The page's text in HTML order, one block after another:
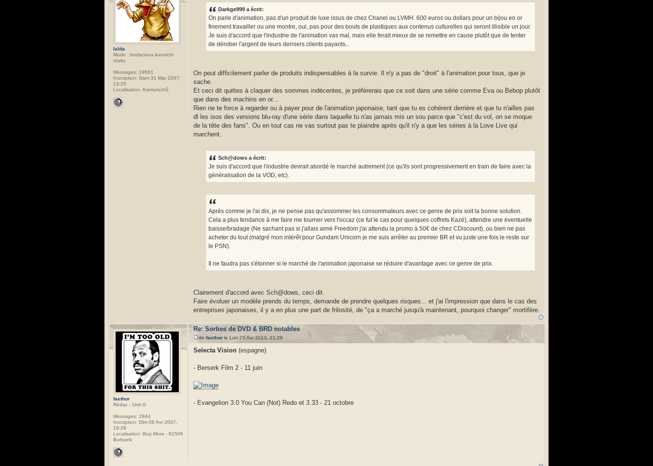
Ialda
Modo : bodacious kunoichi
otaku
Messages: 19661
Inscription: Sam 31 Mar 2007,
13:25
Localisation: Kamurochô
Darkge999 a écrit:
On parle d'animation, pas d'un produit de luxe issus de chez Chanel ou LVMH. 600 euros ou dollars pour un bijou en or
finement travailler ou une montre, oui, pas pour des bouts de plastiques aux contenus culturelles qui seront illisible un jour.
Je suis d'accord que l'industrie de l'animation vas mal, mais elle ferait mieux de se remettre en cause plutôt que de tenter
de dérober l'argent de leurs derniers clients payants...
On peut difficilement parler de produits indispensables à la survie. Il n'y a pas de "droit" à l'animation pour tous, que je
sache.
Et ceci dit quittes à claquer des sommes indécentes, je préférerais que ce soit dans une série comme Eva ou Bebop plutôt
que dans des machins en or...
Rien ne te force à regarder ou à payer pour de l'animation japonaise, tant que tu es cohérent derrière et que tu n'ailles pas
dl les isos des versions blu-ray d'une série dans laquelle tu n'as jamais mis un sou parce que "c'est du vol, on se moque
de la tête des fans". Ou en tout cas ne vas surtout pas te plaindre après qu'il n'y a que les séries à la Love Live qui
marchent.
Sch@dows a écrit:
Je suis d'accord que l'industrie devrait abordé le marché autrement (ce qu'ils sont progressivement en train de faire avec la
généralisation de la VOD, etc).
Après comme je l'ai dis, je ne pense pas qu'assommer les consommateurs avec ce genre de prix soit la bonne solution.
Cela a plus tendance à me faire me tourner vers l'occaz (ce fut le cas pour quelques coffrets Kazé), attendre une éventuelle
baisse/bradage (Ne sachant pas si j'allais aimé Freedom j'ai attendu la promo à 50€ de chez CDiscount), ou bien ne pas
acheter du tout (malgré mon intérêt pour Gundam Unicorn je me suis arrêter au premier BR et vu juste une fois le reste sur
le PSN).
Il ne faudra pas s'étonner si le marché de l'animation japonaise se réduire d'avantage avec ce genre de prix.
Clairement d'accord avec Sch@dows, ceci dit.
Faire évoluer un modèle prends du temps, demande de prendre quelques risques... et j'ai l'impression que dans le cas des
entreprises japonaises, il y a en plus une part de frilosité, de "ça a marché jusqu'à maintenant, pourquoi changer" mortifère.
faethor
Rédac : Unit G
Messages: 2944
Inscription: Dim 08 Avr 2007,
19:29
Localisation: Buy More - 91506
Burbank
Re: Sorties de DVD & BRD notables
de faethorle Lun 29 Avr 2013, 21:29
Selecta Vision (espagne)
- Berserk Film 2 - 11 juin
- Evangelion 3.0 You Can (Not) Redo et 3.33 - 21 octobre